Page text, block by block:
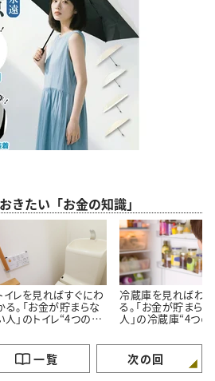
きたい「お金の知識」
イレを見ればすぐにわ
る。「お金が貯まらな
人」のトイレ“4つの特
冷蔵庫を見ればわか
る。「お金が貯まら
人」の冷蔵庫“4つの
一覧 次の回